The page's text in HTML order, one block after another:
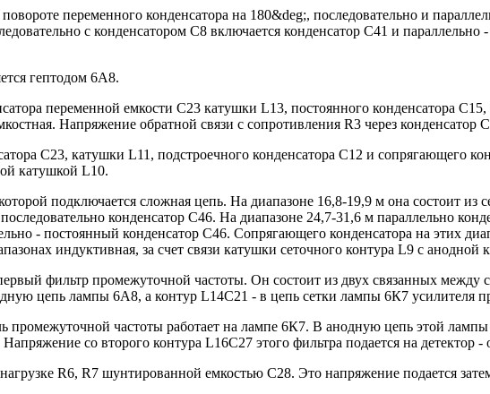
переменного конденсатора на 180&deg;, последовательно и
с конденсатором C8 включается конденсатор С41 и
гептодом 6А8.
переменной емкости С23 катушки L13, постоянного конденсатора С15,
Напряжение обратной связи с сопротивления R3 через конденсатор
C23, катушки L11, подстроечного конденсатора С12 и сопрягающего
катушкой L10.
подключается сложная цепь. На диапазоне 16,8-19,9 м она состоит из
конденсатор С46. На диапазоне 24,7-31,6 м параллельно
- постоянный конденсатор С46. Сопрягающего конденсатора на этих
индуктивная, за счет связи катушки сеточного контура L9 с анодной
фильтр промежуточной частоты. Он состоит из двух связанных между
цепь лампы 6А8, а контур L14C21 - в цепь сетки лампы 6К7 усилителя
промежуточной частоты работает на лампе 6К7. В анодную цепь этой
со второго контура L16C27 этого фильтра подается на
R6, R7 шунтированной емкостью С28. Это напряжение подается